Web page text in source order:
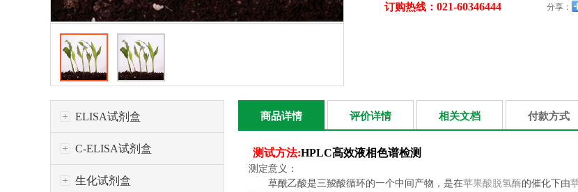
订购热线： 021-60346444 分享：
ELISA试剂盒
C-ELISA试剂盒
生化试剂盒
商品详情 评价详情 相关文档 付款方式
测试方法:HPLC高效液相色谱检测
测定意义：
草酰乙酸是三羧酸循环的一个中间产物，是在苹果酸脱氢酶的催化下由